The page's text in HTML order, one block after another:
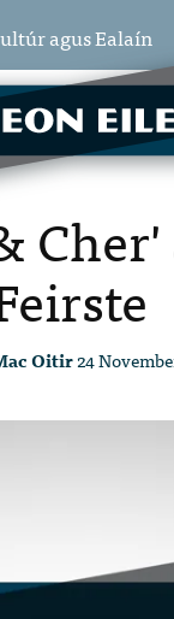
agus Ealaín
Oitir24